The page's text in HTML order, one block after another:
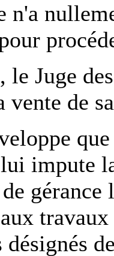
n'a
Juge
vente de
impute
gérance
désignés